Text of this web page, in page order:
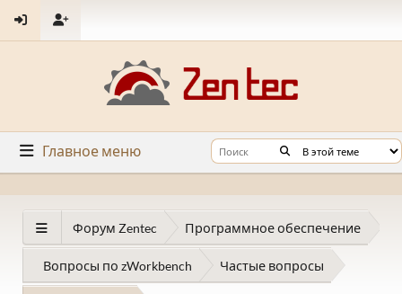
Главное меню
Форум Zentec Программное обеспечение
Вопросы по zWorkbench Частые вопросы